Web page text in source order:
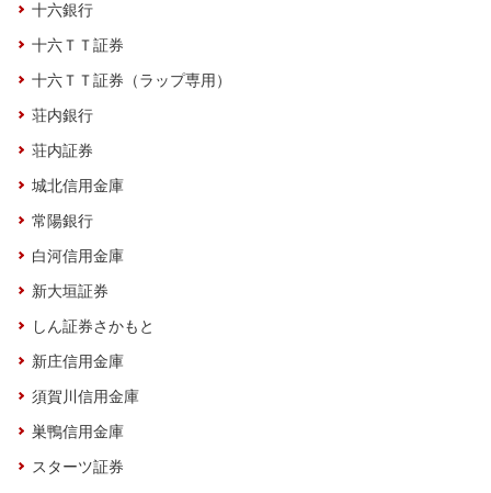
十六銀行
十六ＴＴ証券
十六ＴＴ証券（ラップ専用）
荘内銀行
荘内証券
城北信用金庫
常陽銀行
白河信用金庫
新大垣証券
しん証券さかもと
新庄信用金庫
須賀川信用金庫
巣鴨信用金庫
スターツ証券